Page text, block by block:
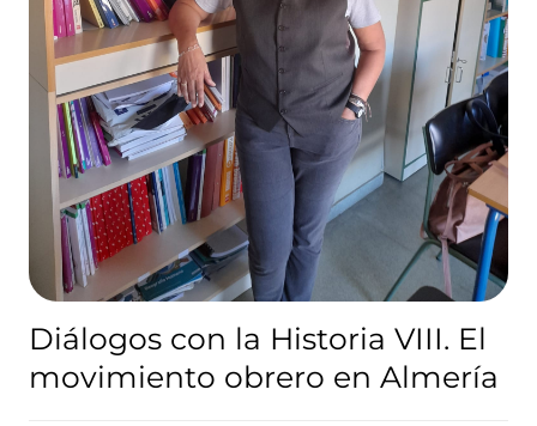
Diálogos con la Historia VIII. El
movimiento obrero en Almería